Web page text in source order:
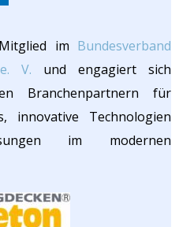
im Bundesverband
V. und engagiert sich
Branchenpartnern für
innovative Technologien
im modernen